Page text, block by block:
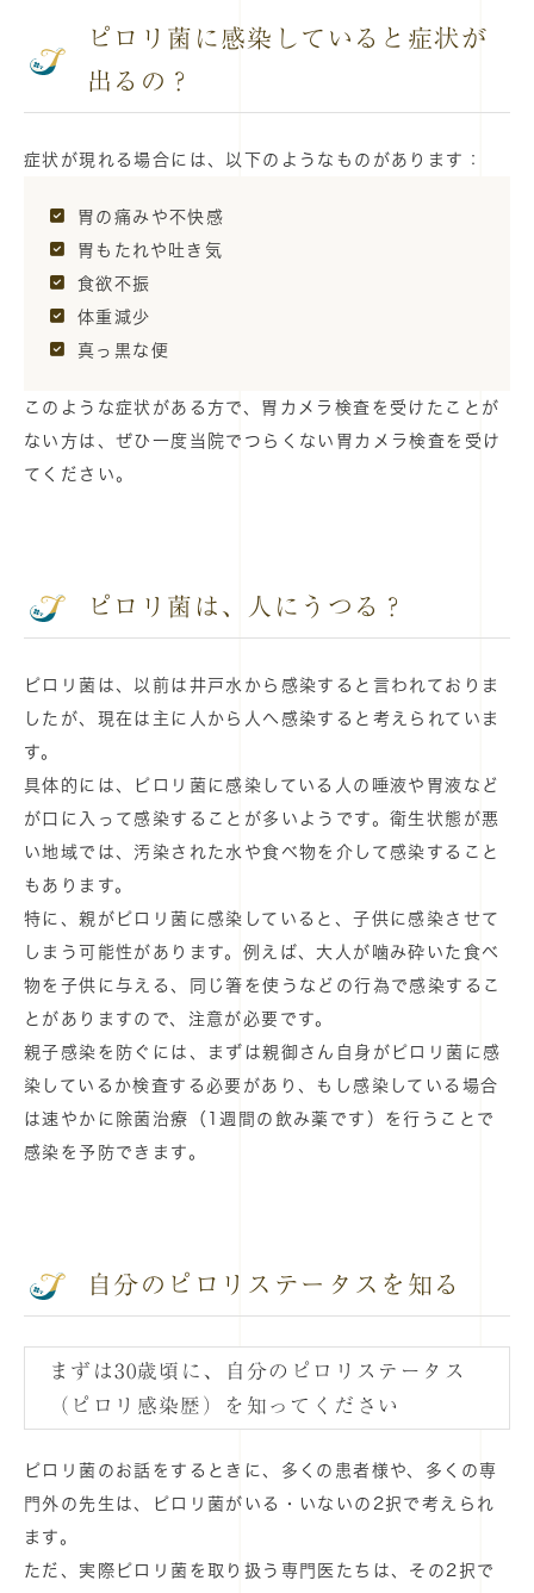
ピロリ菌に感染していると症状が
出るの？
症状が現れる場合には、以下のようなものがあります：
胃の痛みや不快感
胃もたれや吐き気
食欲不振
体重減少
真っ黒な便
このような症状がある方で、胃カメラ検査を受けたことが
ない方は、ぜひ一度当院でつらくない胃カメラ検査を受け
てください。
ピロリ菌は、人にうつる？
ピロリ菌は、以前は井戸水から感染すると言われておりま
したが、現在は主に人から人へ感染すると考えられていま
す。
具体的には、ピロリ菌に感染している人の唾液や胃液など
が口に入って感染することが多いようです。衛生状態が悪
い地域では、汚染された水や食べ物を介して感染すること
もあります。
特に、親がピロリ菌に感染していると、子供に感染させて
しまう可能性があります。例えば、大人が噛み砕いた食べ
物を子供に与える、同じ箸を使うなどの行為で感染するこ
とがありますので、注意が必要です。
親子感染を防ぐには、まずは親御さん自身がピロリ菌に感
染しているか検査する必要があり、もし感染している場合
は速やかに除菌治療（1週間の飲み薬です）を行うことで
感染を予防できます。
自分のピロリステータスを知る
まずは30歳頃に、自分のピロリステータス
（ピロリ感染歴）を知ってください
ピロリ菌のお話をするときに、多くの患者様や、多くの専
門外の先生は、ピロリ菌がいる・いないの2択で考えられ
ます。
ただ、実際ピロリ菌を取り扱う専門医たちは、その2択で